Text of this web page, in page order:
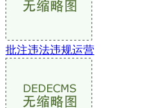
批注违法违规运营